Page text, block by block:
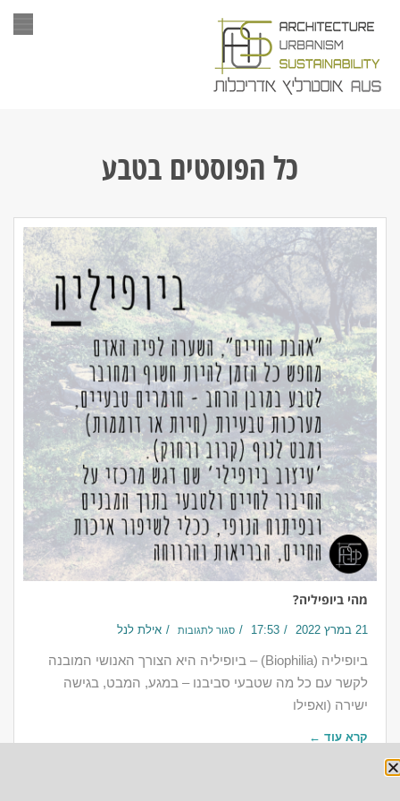
כל הפוסטים בטבע
מהי ביופיליה?
21 במרץ 2022 17:53 סגור לתגובות אילת לנל
‎ביופיליה (Biophilia) – ביופיליה היא הצורך האנושי המובנה
לקשר עם כל מה שטבעי סביבנו – במגע, המבט, בגישה
ישירה (ואפילו
קרא עוד ←